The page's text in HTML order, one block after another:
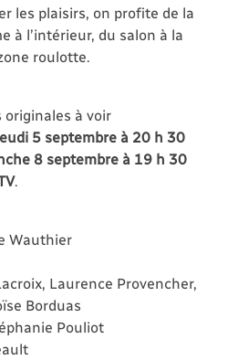
les plaisirs, on profite de la
à l’intérieur, du salon à la
roulotte.
originales à voir
5 septembre à 20 h 30
8 septembre à 19 h 30
.
Wauthier
Laurence Provencher,
Borduas
Pouliot